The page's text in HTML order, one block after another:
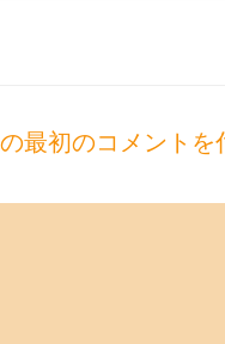
最初のコメントを